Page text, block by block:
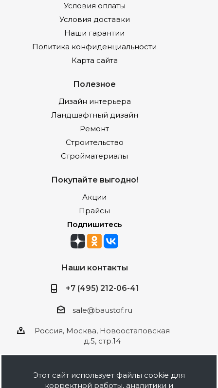
Условия оплаты
Условия доставки
Наши гарантии
Политика конфиденциальности
Карта сайта
Полезное
Дизайн интерьера
Ландшафтный дизайн
Ремонт
Строительство
Стройматериалы
Покупайте выгодно!
Акции
Прайсы
Подпишитесь
Наши контакты
+7 (495) 212-06-41
sale@baustof.ru
Россия, Москва, Новоостаповская
д.5, стр.14
Этот сайт использует файлы cookie для
корректной работы, аналитики и